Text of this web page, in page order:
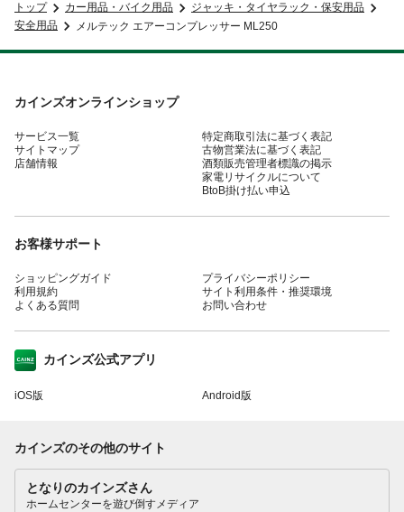
トップ カー用品・バイク用品
ジャッキ・タイヤラック・保安用品
安全用品
メルテック エアーコンプレッサー ML250
カインズオンラインショップ
サービス一覧
サイトマップ
店舗情報
特定商取引法に基づく表記
古物営業法に基づく表記
酒類販売管理者標識の掲示
家電リサイクルについて
BtoB掛け払い申込
お客様サポート
ショッピングガイド
利用規約
よくある質問
プライバシーポリシー
サイト利用条件・推奨環境
お問い合わせ
カインズ公式アプリ
iOS版 Android版
カインズのその他のサイト
となりのカインズさん
ホームセンターを遊び倒すメディア